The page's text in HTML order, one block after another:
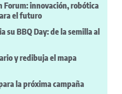
innovación, robótica
el futuro
su BBQ Day: de la semilla al
y redibuja el mapa
la próxima campaña